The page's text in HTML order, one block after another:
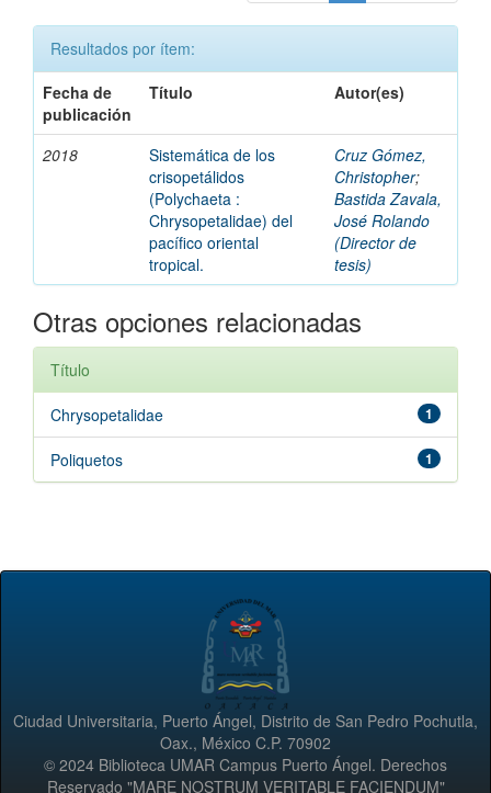
Resultados por ítem:
Fecha de
publicación
Título Autor(es)
2018
Sistemática de los
crisopetálidos
(Polychaeta :
Chrysopetalidae) del
pacífico oriental
tropical.
Cruz Gómez,
Christopher;
Bastida Zavala,
José Rolando
(Director de
tesis)
Otras opciones relacionadas
Título
1
Chrysopetalidae
1
Poliquetos
Ciudad Universitaria, Puerto Ángel, Distrito de San Pedro Pochutla,
Oax., México C.P. 70902
© 2024 Biblioteca UMAR Campus Puerto Ángel. Derechos
Reservado "MARE NOSTRUM VERITABLE FACIENDUM"